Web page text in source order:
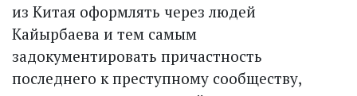
из Китая оформлять через людей
Кайырбаева и тем самым
задокументировать причастность
последнего к преступному сообществу,